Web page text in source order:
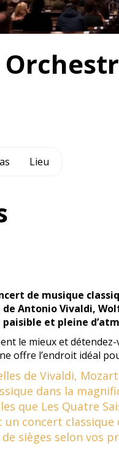
Lieu
de musique
Antonio Vivaldi,
et pleine
le mieux et
offre l’endroit idéal
de Vivaldi,
dans la
que Les Quatre
concert classique
sièges selon vos